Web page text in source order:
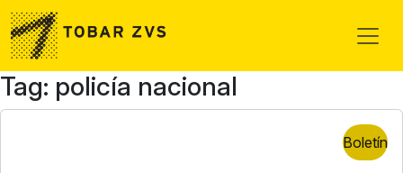
Skip to main content
Tag: policía nacional
Boletín